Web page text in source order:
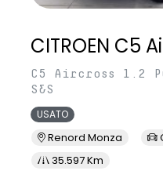
CITROEN C5
C5 Aircross 1.2
S&S
USATO
Renord Monza
35.597 Km